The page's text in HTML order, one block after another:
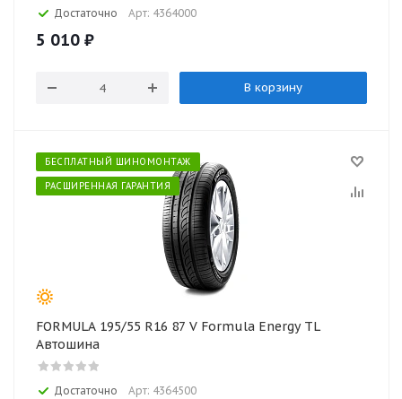
Достаточно Арт: 4364000
5 010 ₽
В корзину
БЕСПЛАТНЫЙ ШИНОМОНТАЖ
РАСШИРЕННАЯ ГАРАНТИЯ
FORMULA 195/55 R16 87 V Formula Energy TL
Автошина
Достаточно Арт: 4364500